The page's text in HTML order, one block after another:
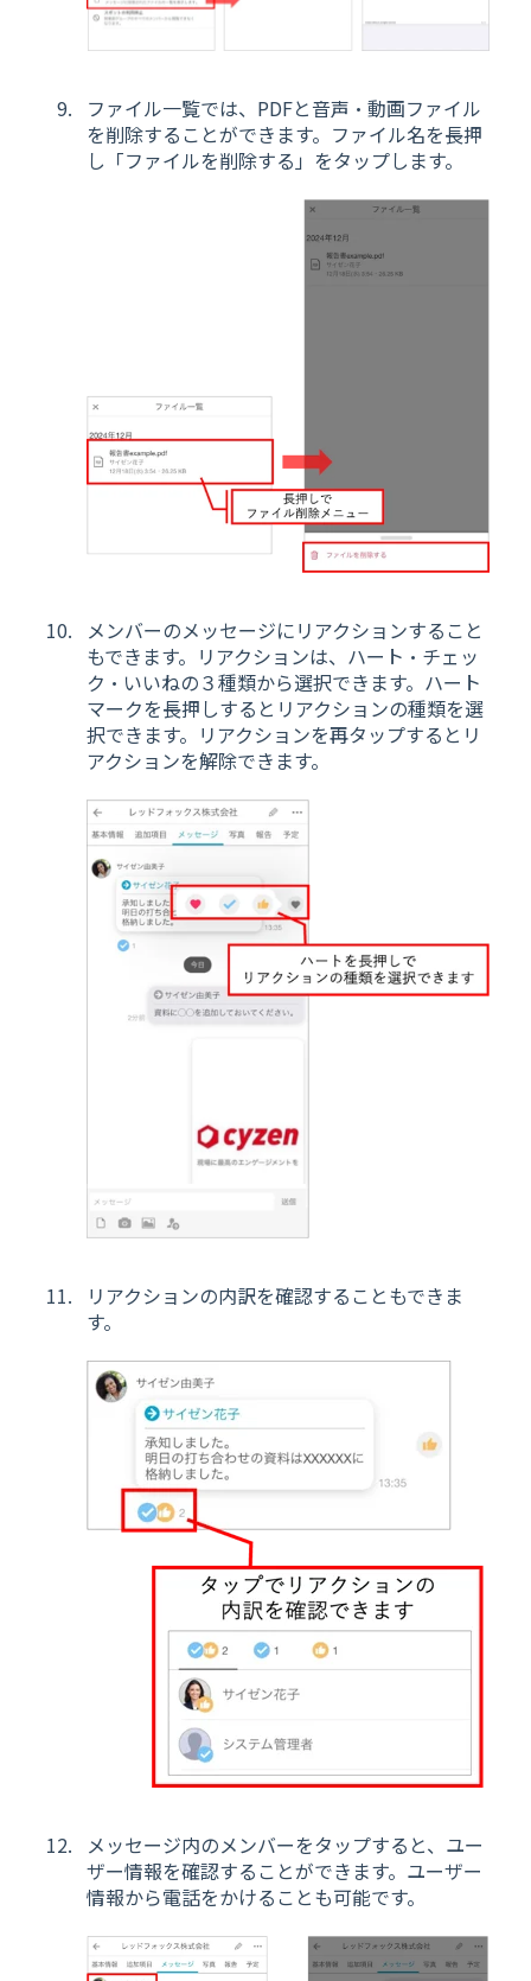
ファイル一覧では、PDFと音声・動画ファイル
を削除することができます。ファイル名を長押
し「ファイルを削除する」をタップします。
メンバーのメッセージにリアクションすること
もできます。リアクションは、ハート・チェッ
ク・いいねの３種類から選択できます。ハート
マークを長押しするとリアクションの種類を選
択できます。リアクションを再タップするとリ
アクションを解除できます。
リアクションの内訳を確認することもできま
す。
メッセージ内のメンバーをタップすると、ユー
ザー情報を確認することができます。ユーザー
情報から電話をかけることも可能です。